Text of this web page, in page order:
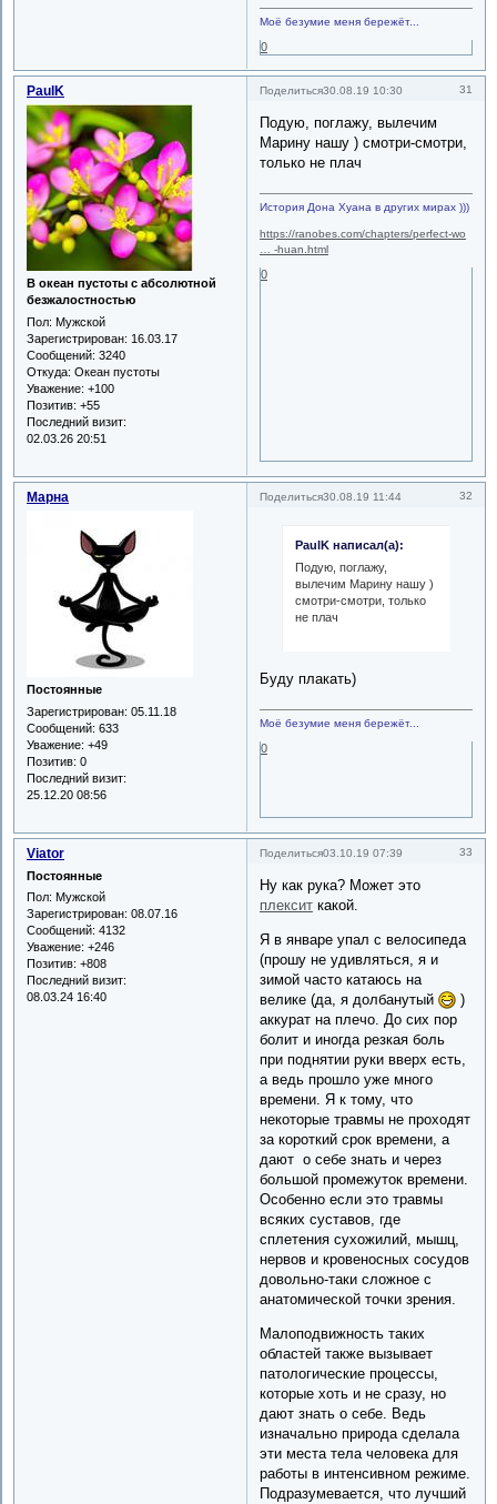
Моё безумие меня бережёт...
0
Поделиться 31
30.08.19 10:30
PaulK
В океан пустоты с абсолютной
безжалостностью
Пол: Мужской
Зарегистрирован: 16.03.17
Сообщений: 3240
Откуда: Океан пустоты
Уважение: +100
Позитив: +55
Последний визит:
02.03.26 20:51
Подую, поглажу, вылечим
Марину нашу ) смотри-смотри,
только не плач
История Дона Хуана в других мирах )))
https://ranobes.com/chapters/perfect-wo
… -huan.html
0
Поделиться 32
30.08.19 11:44
Марна
Постоянные
Зарегистрирован: 05.11.18
Сообщений: 633
Уважение: +49
Позитив: 0
Последний визит:
25.12.20 08:56
PaulK написал(а):
Подую, поглажу,
вылечим Марину нашу )
смотри-смотри, только
не плач
Буду плакать)
Моё безумие меня бережёт...
0
Поделиться 33
03.10.19 07:39
Viator
Постоянные
Пол: Мужской
Зарегистрирован: 08.07.16
Сообщений: 4132
Уважение: +246
Позитив: +808
Последний визит:
08.03.24 16:40
Ну как рука? Может это
плексит какой.
Я в январе упал с велосипеда
(прошу не удивляться, я и
зимой часто катаюсь на
велике (да, я долбанутый
)
аккурат на плечо. До сих пор
болит и иногда резкая боль
при поднятии руки вверх есть,
а ведь прошло уже много
времени. Я к тому, что
некоторые травмы не проходят
за короткий срок времени, а
дают о себе знать и через
большой промежуток времени.
Особенно если это травмы
всяких суставов, где
сплетения сухожилий, мышц,
нервов и кровеносных сосудов
довольно-таки сложное с
анатомической точки зрения.
Малоподвижность таких
областей также вызывает
патологические процессы,
которые хоть и не сразу, но
дают знать о себе. Ведь
изначально природа сделала
эти места тела человека для
работы в интенсивном режиме.
Подразумевается, что лучший